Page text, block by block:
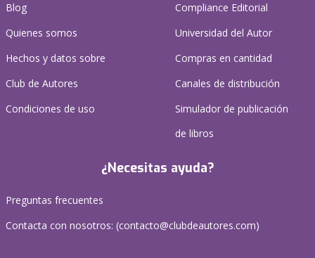
Blog
Quienes somos
Hechos y datos sobre
Club de Autores
Condiciones de uso
Compliance Editorial
Universidad del Autor
Compras en cantidad
Canales de distribución
Simulador de publicación
de libros
¿Necesitas ayuda?
Preguntas frecuentes
Contacta con nosotros: (contacto@clubdeautores.com)